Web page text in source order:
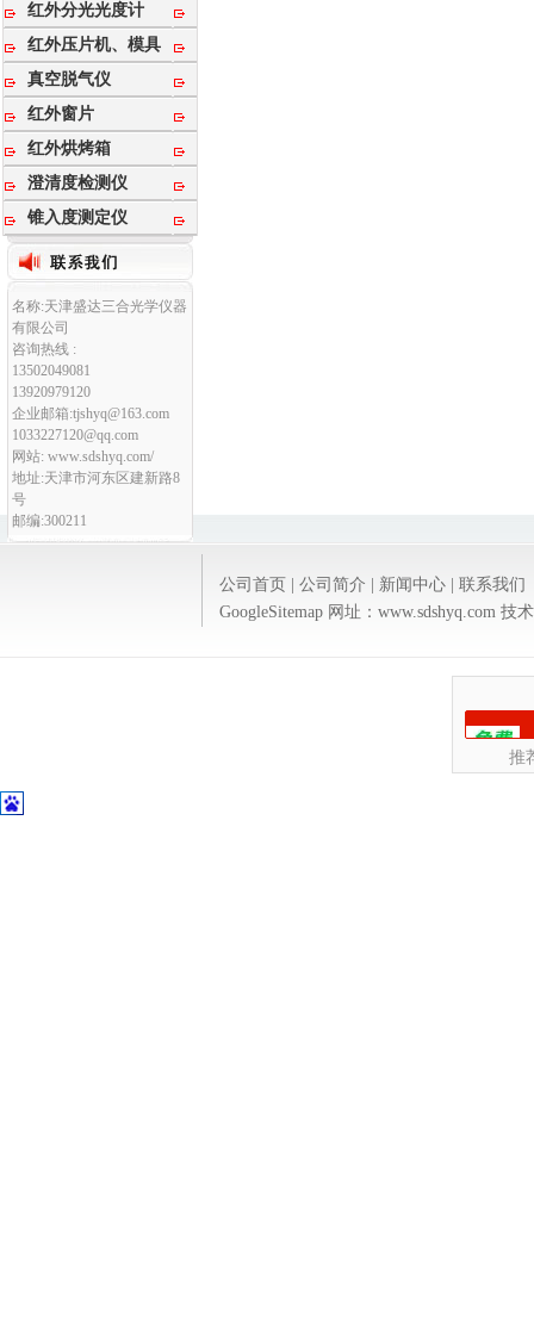
红外分光光度计
红外压片机、模具
真空脱气仪
红外窗片
红外烘烤箱
澄清度检测仪
锥入度测定仪
名称:天津盛达三合光学仪器
有限公司
咨询热线 :
13502049081
13920979120
企业邮箱:tjshyq@163.com
1033227120@qq.com
网站: www.sdshyq.com/
地址:天津市河东区建新路8
号
邮编:300211
公司首页 公司简介 新闻中心
联系我们
GoogleSitemap 网址：www.sdshyq.com 技
推